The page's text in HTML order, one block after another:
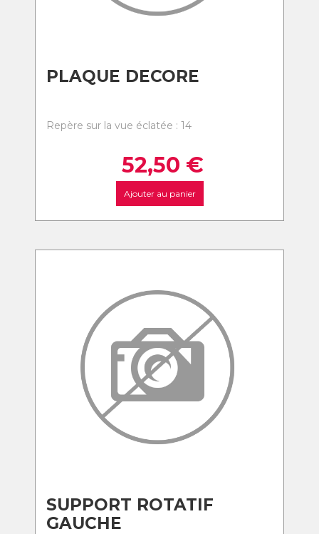
PLAQUE DECORE
Repère sur la vue éclatée : 14
52,50 €
Ajouter au panier
SUPPORT ROTATIF
GAUCHE